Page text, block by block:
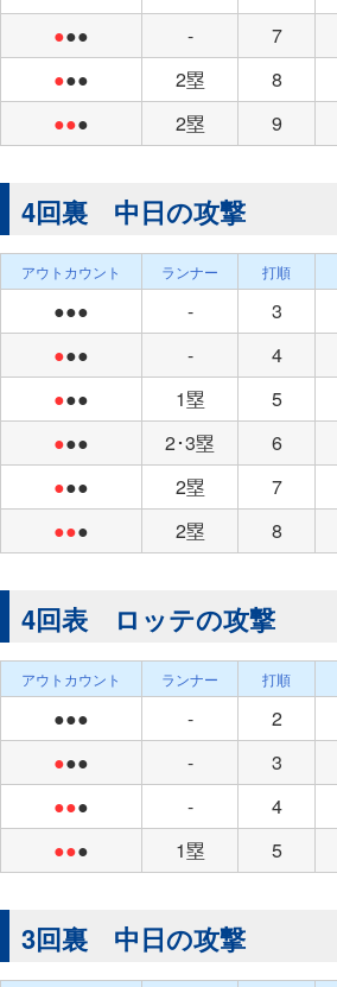
●●● - 7
●●● 2塁 8
●●● 2塁 9
4回裏 中日の攻撃
アウトカウント ランナー 打順
●●● - 3
●●● - 4
●●● 1塁 5
●●● 2･3塁 6
●●● 2塁 7
●●● 2塁 8
4回表 ロッテの攻撃
アウトカウント ランナー 打順
●●● - 2
●●● - 3
●●● - 4
●●● 1塁 5
3回裏 中日の攻撃